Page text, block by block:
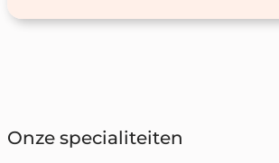
Onze specialiteiten